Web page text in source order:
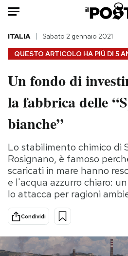
Auto
HOME
Italia
Politica
Tecnologia
Scienza
Cultura
Economia
Sport
PODCAST
QUESTO ARTICOLO HA PIÙ DI 5
ITALIA Sabato 2 gennaio 2021
Un fondo di
la fabbrica delle
bianche”
Lo stabilimento chimico di
Rosignano, è famoso
scaricati in mare hanno
e l'acqua azzurro chiaro:
lo attacca per ragioni
Condividi